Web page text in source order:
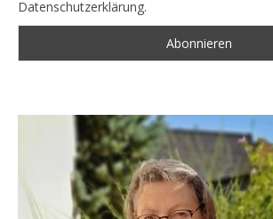
Datenschutzerklärung.